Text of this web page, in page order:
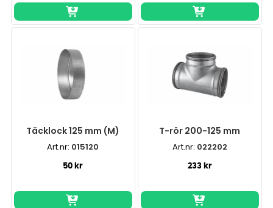
Täcklock 125 mm (M)
Art.nr: 015120
50 kr
T-rör 200-125 mm
Art.nr: 022202
233 kr